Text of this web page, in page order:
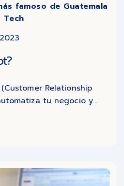
famoso de Guatemala
Tech
Relationship
tu negocio y...